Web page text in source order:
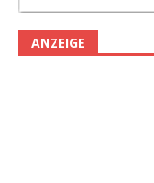
ANZEIGE